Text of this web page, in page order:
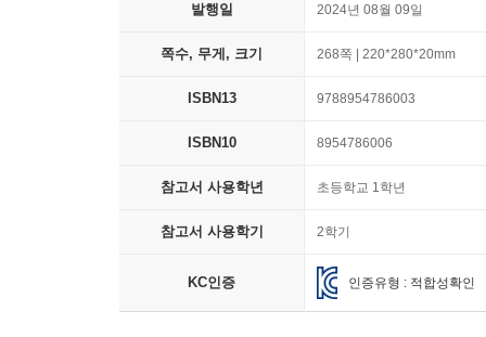
발행일 2024년 08월 09일
쪽수, 무게, 크기 268쪽 | 220*280*20mm
ISBN13 9788954786003
ISBN10 8954786006
참고서 사용학년 초등학교 1학년
참고서 사용학기 2학기
KC인증 인증유형 : 적합성확인